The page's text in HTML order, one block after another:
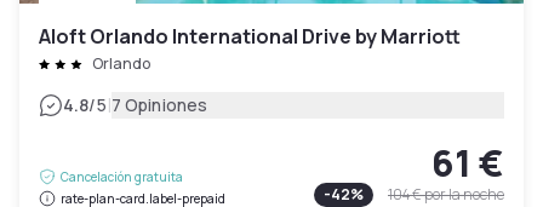
Aloft Orlando International Drive by Marriott
Orlando
4.8/5|7 Opiniones
Cancelación gratuita
rate-plan-card.label-prepaid
61 €
-42% 104 €por la noche